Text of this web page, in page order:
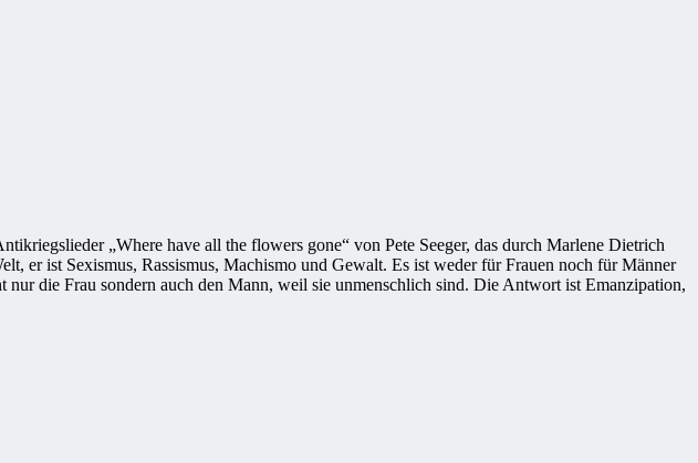
„Where have all the flowers gone“ von Pete Seeger, das durch Marlene Dietrich
er ist Sexismus, Rassismus, Machismo und Gewalt. Es ist weder für Frauen noch für Männer
die Frau sondern auch den Mann, weil sie unmenschlich sind. Die Antwort ist Emanzipation,